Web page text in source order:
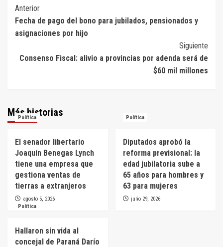
Navegación
de
entradas
Anterior
Fecha de pago del bono para jubilados, pensionados y
asignaciones por hijo
Siguiente
Consenso Fiscal: alivio a provincias por adenda será de
$60 mil millones
Más historias
Política
El senador libertario
Joaquín Benegas Lynch
tiene una empresa que
gestiona ventas de
tierras a extranjeros
agosto 5, 2026
Política
Diputados aprobó la
reforma previsional: la
edad jubilatoria sube a
65 años para hombres y
63 para mujeres
julio 29, 2026
Política
Hallaron sin vida al
concejal de Paraná Darío